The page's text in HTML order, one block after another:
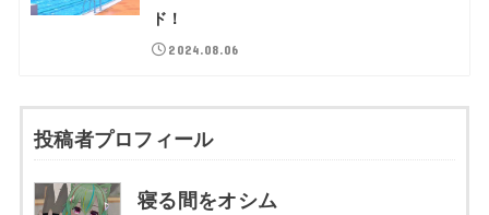
ド！
2024.08.06
投稿者プロフィール
寝る間をオシム